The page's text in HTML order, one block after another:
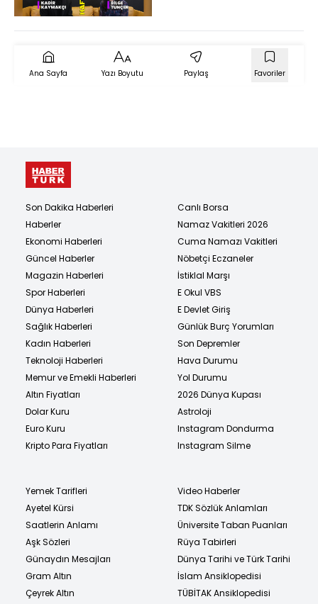
Ana Sayfa Yazı Boyutu Paylaş Favoriler
Son Dakika Haberleri
Haberler
Ekonomi Haberleri
Güncel Haberler
Magazin Haberleri
Spor Haberleri
Dünya Haberleri
Sağlık Haberleri
Kadın Haberleri
Teknoloji Haberleri
Memur ve Emekli Haberleri
Altın Fiyatları
Dolar Kuru
Euro Kuru
Kripto Para Fiyatları
Canlı Borsa
Namaz Vakitleri 2026
Cuma Namazı Vakitleri
Nöbetçi Eczaneler
İstiklal Marşı
E Okul VBS
E Devlet Giriş
Günlük Burç Yorumları
Son Depremler
Hava Durumu
Yol Durumu
2026 Dünya Kupası
Astroloji
Instagram Dondurma
Instagram Silme
Yemek Tarifleri
Ayetel Kürsi
Saatlerin Anlamı
Aşk Sözleri
Günaydın Mesajları
Gram Altın
Çeyrek Altın
Video Haberler
TDK Sözlük Anlamları
Üniversite Taban Puanları
Rüya Tabirleri
Dünya Tarihi ve Türk Tarihi
İslam Ansiklopedisi
TÜBİTAK Ansiklopedisi